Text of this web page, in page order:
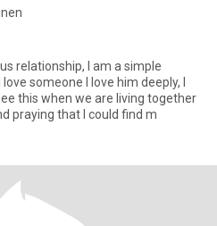
relationship, I am a simple
someone I love him deeply, I
this when we are living together
praying that I could find m